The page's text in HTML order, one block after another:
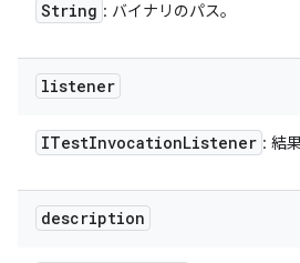
String : バイナリのパス。
listener
ITestInvocationListener : 結
description